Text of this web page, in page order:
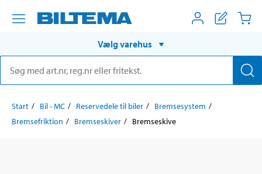
Vælg varehus
Start Bil - MC Reservedele til biler
Bremsesystem
Bremsefriktion
Bremseskiver Bremseskive